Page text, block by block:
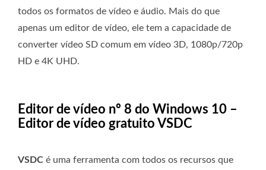
todos os formatos de vídeo e áudio. Mais do que
apenas um editor de vídeo, ele tem a capacidade de
converter vídeo SD comum em vídeo 3D, 1080p/720p
HD e 4K UHD.
Editor de vídeo nº 8 do Windows 10 –
Editor de vídeo gratuito VSDC
VSDC é uma ferramenta com todos os recursos que